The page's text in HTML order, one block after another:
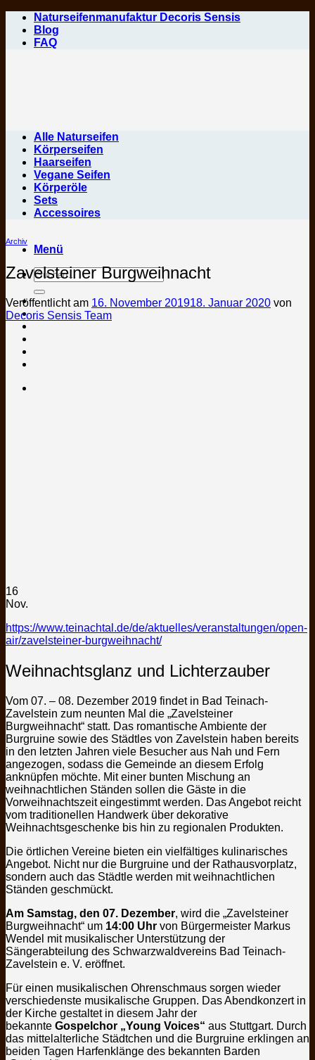
Zum
Inhalt
springen
Naturseifenmanufaktur Decoris Sensis
Blog
FAQ
Menü
Suchen
nach:
Alle Naturseifen
Körperseifen
Haarseifen
Vegane Seifen
Körperöle
Sets
Accessoires
Archiv
Zavelsteiner Burgweihnacht
Veröffentlicht am 16. November 201918. Januar 2020 von
Decoris Sensis Team
16
Nov.
https://www.teinachtal.de/de/aktuelles/veranstaltungen/open-
air/zavelsteiner-burgweihnacht/
Weihnachtsglanz und Lichterzauber
Vom 07. – 08. Dezember 2019 findet in Bad Teinach-
Zavelstein zum neunten Mal die „Zavelsteiner
Burgweihnacht“ statt. Das romantische Ambiente der
Burgruine sowie des Städtles von Zavelstein haben bereits
in den letzten Jahren viele Besucher aus Nah und Fern
angezogen, sodass die Gemeinde an diesem Erfolg
anknüpfen möchte. Mit einer bunten Mischung an
weihnachtlichen Ständen sollen die Gäste in die
Vorweihnachtszeit eingestimmt werden. Das Angebot reicht
vom traditionellen Handwerk über dekorative
Weihnachtsgeschenke bis hin zu regionalen Produkten.
Die örtlichen Vereine bieten ein vielfältiges kulinarisches
Angebot. Nicht nur die Burgruine und der Rathausvorplatz,
sondern auch das Städtle werden mit weihnachtlichen
Ständen geschmückt.
Am Samstag, den 07. Dezember, wird die „Zavelsteiner
Burgweihnacht“ um 14:00 Uhr von Bürgermeister Markus
Wendel mit musikalischer Unterstützung der
Sängerabteilung des Schwarzwaldvereins Bad Teinach-
Zavelstein e. V. eröffnet.
Für einen musikalischen Ohrenschmaus sorgen wieder
verschiedenste musikalische Gruppen. Das Abendkonzert in
der Kirche gestaltet in diesem Jahr der
bekannte Gospelchor „Young Voices“ aus Stuttgart. Durch
das mittelalterliche Städtchen und die Burgruine erklingen an
beiden Tagen Harfenklänge des bekannten Barden